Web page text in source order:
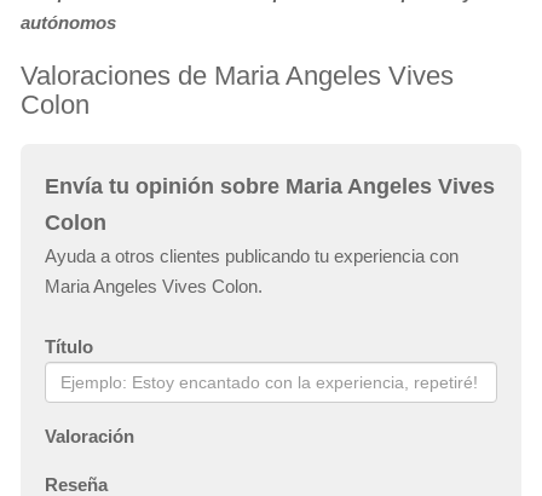
autónomos
Valoraciones de Maria Angeles Vives
Colon
Envía tu opinión sobre Maria Angeles Vives
Colon
Ayuda a otros clientes publicando tu experiencia con
Maria Angeles Vives Colon.
Título
Valoración
Reseña